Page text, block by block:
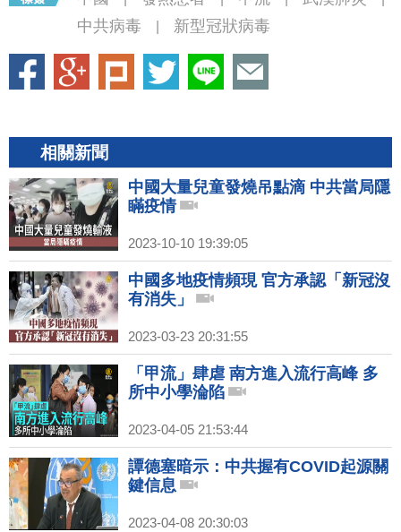
中共病毒 新型冠狀病毒
相關新聞
中國大量兒童發燒吊點滴 中共當局隱
瞞疫情
2023-10-10 19:39:05
中國多地疫情頻現 官方承認「新冠沒
有消失」
2023-03-23 20:31:55
「甲流」肆虐 南方進入流行高峰 多
所中小學淪陷
2023-04-05 21:53:44
譚德塞暗示：中共握有COVID起源關
鍵信息
2023-04-08 20:30:03